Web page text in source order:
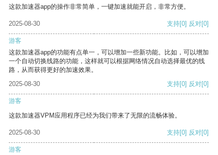
这款加速器app的操作非常简单，一键加速就能开启，非常方便。
2025-08-30 支持[0] 反对[0]
游客
这款加速器app的功能有点单一，可以增加一些新功能。比如，可以增加
一个自动切换线路的功能，这样就可以根据网络情况自动选择最优的线
路，从而获得更好的加速效果。
2025-08-30
支持[0] 反对[0]
游客
这款加速器VPM应用程序已经为我们带来了无限的流畅体验。
2025-08-30 支持[0] 反对[0]
游客